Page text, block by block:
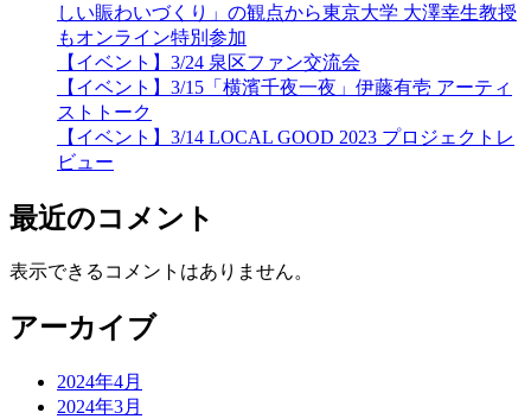
しい賑わいづくり」の観点から東京大学 大澤幸生教授
もオンライン特別参加
【イベント】3/24 泉区ファン交流会
【イベント】3/15「横濱千夜一夜」伊藤有壱 アーティ
ストトーク
【イベント】3/14 LOCAL GOOD 2023 プロジェクトレ
ビュー
最近のコメント
表示できるコメントはありません。
アーカイブ
2024年4月
2024年3月